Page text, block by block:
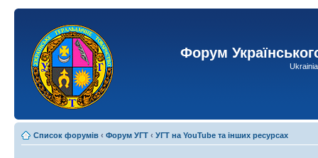
Форум
Список форумів ‹ Форум УГТ ‹ УГТ на YouTube та інших ресурсах